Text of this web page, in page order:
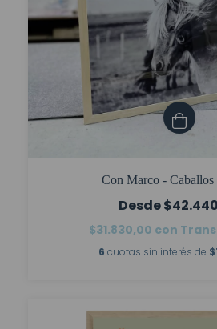
Con Marco -
$31.830,00 con
6 cuotas sin interés de